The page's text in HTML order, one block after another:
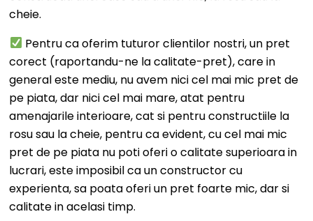
cheie.
Pentru ca oferim tuturor clientilor nostri, un pret
corect (raportandu-ne la calitate-pret), care in
general este mediu, nu avem nici cel mai mic pret de
pe piata, dar nici cel mai mare, atat pentru
amenajarile interioare, cat si pentru constructiile la
rosu sau la cheie, pentru ca evident, cu cel mai mic
pret de pe piata nu poti oferi o calitate superioara in
lucrari, este imposibil ca un constructor cu
experienta, sa poata oferi un pret foarte mic, dar si
calitate in acelasi timp.